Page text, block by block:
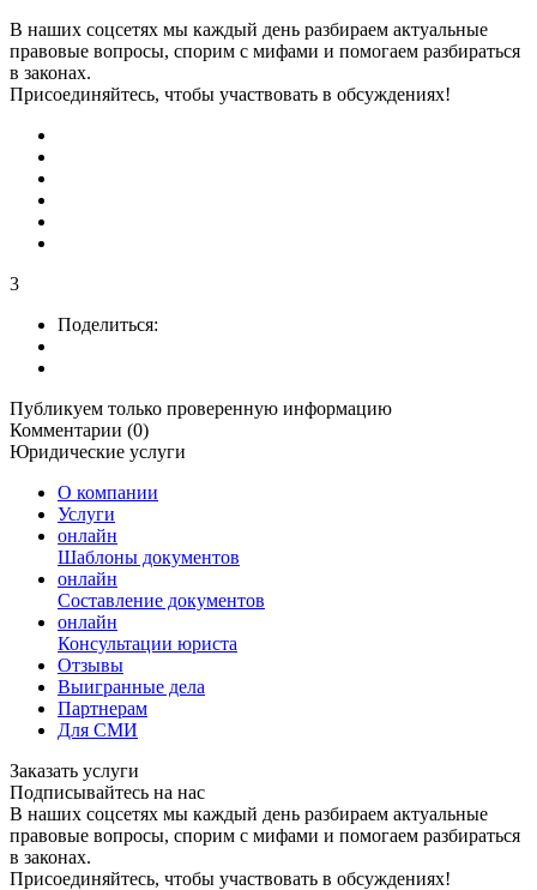
В наших соцсетях мы каждый день разбираем актуальные
правовые вопросы, спорим с мифами и помогаем разбираться
в законах.
Присоединяйтесь, чтобы участвовать в обсуждениях!
3
Поделиться:
Публикуем только проверенную информацию
Комментарии (0)
Юридические услуги
О компании
Услуги
онлайн
Шаблоны документов
онлайн
Составление документов
онлайн
Консультации юриста
Отзывы
Выигранные дела
Партнерам
Для СМИ
Заказать услуги
Подписывайтесь на нас
В наших соцсетях мы каждый день разбираем актуальные
правовые вопросы, спорим с мифами и помогаем разбираться
в законах.
Присоединяйтесь, чтобы участвовать в обсуждениях!